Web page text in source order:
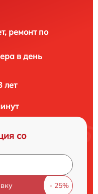
ремонт по
в день
лет
со